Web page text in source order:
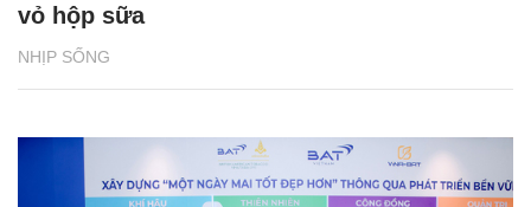
NHỊP SỐNG
vỏ hộp sữa